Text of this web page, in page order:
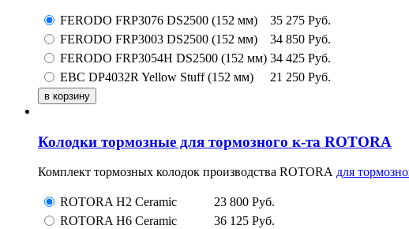
FERODO FRP3076 DS2500 (152 мм) 35 275 Руб.
FERODO FRP3003 DS2500 (152 мм)
34 850 Руб.
FERODO FRP3054H DS2500 (152 мм) 34 425 Руб.
EBC DP4032R Yellow Stuff (152 мм)
21 250 Руб.
Колодки тормозные для тормозного к-та ROTORA
Комплект тормозных колодок производства ROTORA для
ROTORA Н2 Ceramic 23 800 Руб.
ROTORA Н6 Ceramic
36 125 Руб.